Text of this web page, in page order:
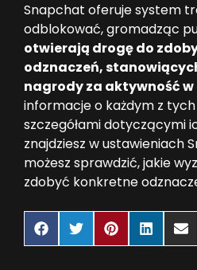
Snapchat oferuje system
odblokować, gromadząc
otwierają drogę do
odznaczeń,
nagrody za aktywność
informacje o każdym z
szczegółami dotyczącymi
znajdziesz w ustawieniach
możesz sprawdzić, jakie
zdobyć konkretne
Share
on
Share
on
Share
on
Share
on on